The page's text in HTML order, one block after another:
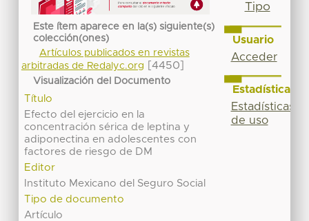
Este ítem aparece en la(s) siguiente(s)
colección(ones)
Artículos publicados en revistas
arbitradas de Redalyc.org
[4450]
Visualización del Documento
Título
Efecto del ejercicio en la
concentración sérica de leptina y
adiponectina en adolescentes con
factores de riesgo de DM
Editor
Instituto Mexicano del Seguro Social
Tipo de documento
Artículo
Tipo
Usuario
Acceder
Estadísticas
Estadísticas
de uso